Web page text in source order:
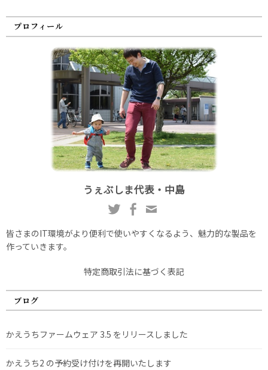
プロフィール
うぇぶしま代表・中島
皆さまのIT環境がより便利で使いやすくなるよう、魅力的な製品を
作っていきます。
特定商取引法に基づく表記
ブログ
かえうちファームウェア 3.5 をリリースしました
かえうち2 の予約受け付けを再開いたします